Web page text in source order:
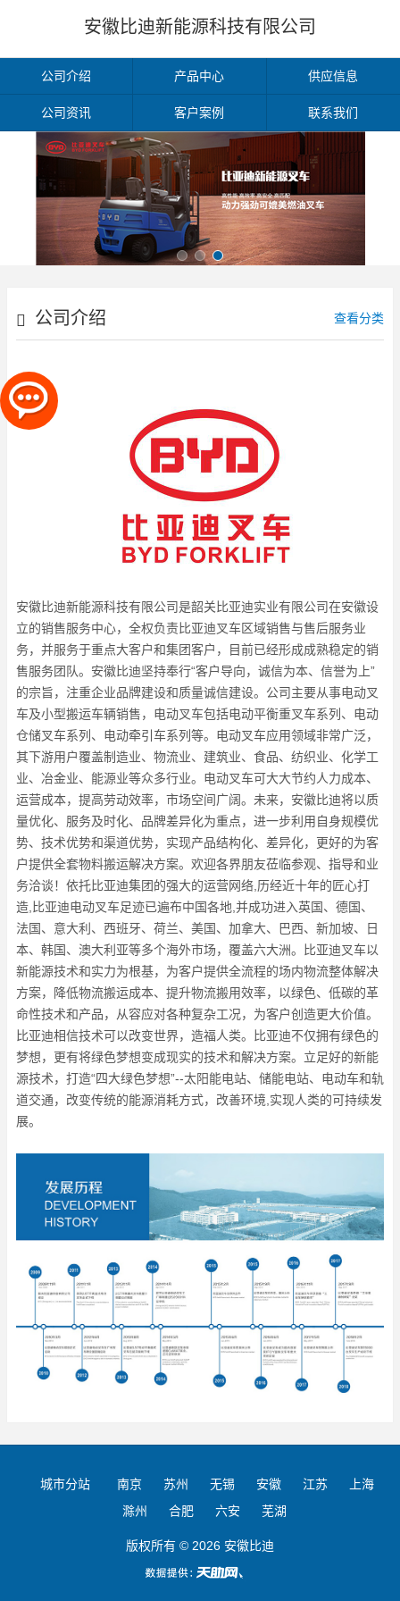
安徽比迪新能源科技有限公司
公司介绍 产品中心 供应信息
公司资讯 客户案例 联系我们
公司介绍 查看分类
安徽比迪新能源科技有限公司是韶关比亚迪实业有限公司在安徽设
立的销售服务中心，全权负责比亚迪叉车区域销售与售后服务业
务，并服务于重点大客户和集团客户，目前已经形成成熟稳定的销
售服务团队。安徽比迪坚持奉行“客户导向，诚信为本、信誉为上”
的宗旨，注重企业品牌建设和质量诚信建设。公司主要从事电动叉
车及小型搬运车辆销售，电动叉车包括电动平衡重叉车系列、电动
仓储叉车系列、电动牵引车系列等。电动叉车应用领域非常广泛，
其下游用户覆盖制造业、物流业、建筑业、食品、纺织业、化学工
业、冶金业、能源业等众多行业。电动叉车可大大节约人力成本、
运营成本，提高劳动效率，市场空间广阔。未来，安徽比迪将以质
量优化、服务及时化、品牌差异化为重点，进一步利用自身规模优
势、技术优势和渠道优势，实现产品结构化、差异化，更好的为客
户提供全套物料搬运解决方案。欢迎各界朋友莅临参观、指导和业
务洽谈！依托比亚迪集团的强大的运营网络,历经近十年的匠心打
造,比亚迪电动叉车足迹已遍布中国各地,并成功进入英国、德国、
法国、意大利、西班牙、荷兰、美国、加拿大、巴西、新加坡、日
本、韩国、澳大利亚等多个海外市场，覆盖六大洲。比亚迪叉车以
新能源技术和实力为根基，为客户提供全流程的场内物流整体解决
方案，降低物流搬运成本、提升物流搬用效率，以绿色、低碳的革
命性技术和产品，从容应对各种复杂工况，为客户创造更大价值。
比亚迪相信技术可以改变世界，造福人类。比亚迪不仅拥有绿色的
梦想，更有将绿色梦想变成现实的技术和解决方案。立足好的新能
源技术，打造“四大绿色梦想”--太阳能电站、储能电站、电动车和轨
道交通，改变传统的能源消耗方式，改善环境,实现人类的可持续发
展。
城市分站 南京 苏州 无锡 安徽 江苏
上海
滁州
合肥 六安 芜湖
版权所有 © 2026 安徽比迪